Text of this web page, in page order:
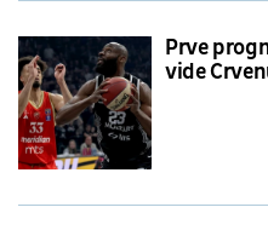
Prve
vide